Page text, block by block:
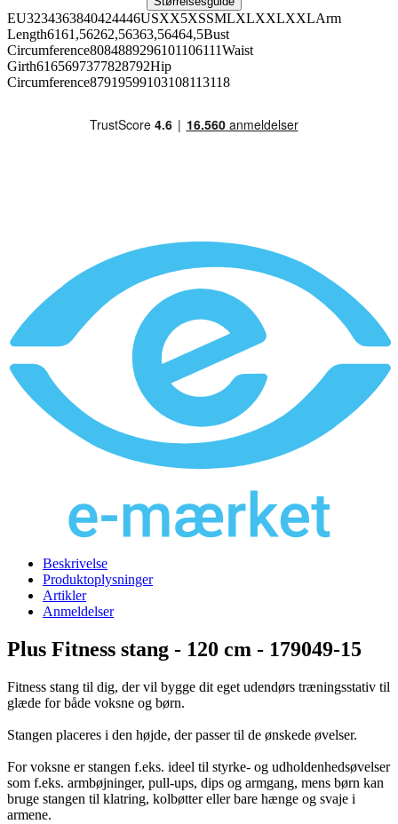
EU3234363840424446USXX5XSSMLXLXXLXXLArm
Length6161,56262,56363,56464,5Bust
Circumference8084889296101106111Waist
Girth6165697377828792Hip
Circumference87919599103108113118
Beskrivelse
Produktoplysninger
Artikler
Anmeldelser
Plus Fitness stang - 120 cm - 179049-15
Fitness stang til dig, der vil bygge dit eget udendørs træningsstativ til
glæde for både voksne og børn.
Stangen placeres i den højde, der passer til de ønskede øvelser.
For voksne er stangen f.eks. ideel til styrke- og udholdenhedsøvelser
som f.eks. armbøjninger, pull-ups, dips og armgang, mens børn kan
bruge stangen til klatring, kolbøtter eller bare hænge og svaje i
armene.